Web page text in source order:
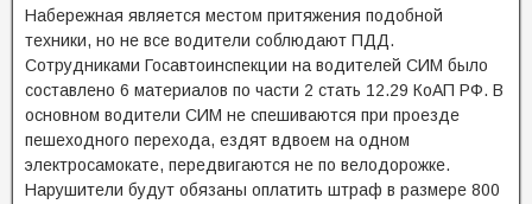
Набережная является местом притяжения подобной
техники, но не все водители соблюдают ПДД.
Сотрудниками Госавтоинспекции на водителей СИМ было
составлено 6 материалов по части 2 стать 12.29 КоАП РФ. В
основном водители СИМ не спешиваются при проезде
пешеходного перехода, ездят вдвоем на одном
электросамокате, передвигаются не по велодорожке.
Нарушители будут обязаны оплатить штраф в размере 800